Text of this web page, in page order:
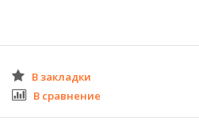
В закладки
В сравнение